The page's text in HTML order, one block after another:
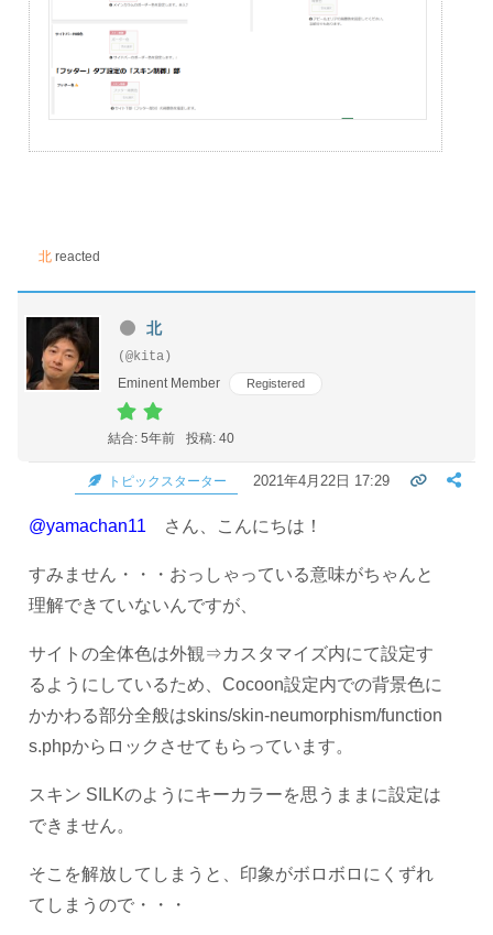
北 reacted
北
(@kita)
Eminent Member
Registered
結合: 5年前 投稿: 40
トピックスターター 2021年4月22日 17:29
@yamachan11 さん、こんにちは！
すみません・・・おっしゃっている意味がちゃんと
理解できていないんですが、
サイトの全体色は外観⇒カスタマイズ内にて設定す
るようにしているため、Cocoon設定内での背景色に
かかわる部分全般はskins/skin-neumorphism/function
s.phpからロックさせてもらっています。
スキン SILKのようにキーカラーを思うままに設定は
できません。
そこを解放してしまうと、印象がボロボロにくずれ
てしまうので・・・